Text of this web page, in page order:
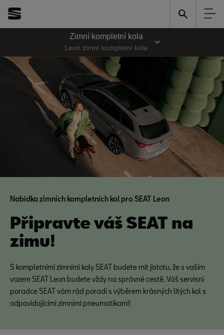
Zimní kompletní kola
Leon zimní kompletní kola
Nabídka zimních kompletních kol pro SEAT Leon
Připravte váš SEAT na
zimu!
S kompletními zimními koly SEAT budete mít jistotu, že s vaším
vozem SEAT Leon budete vždy na správné cestě. Váš servisní
poradce SEAT vám rád poradí s výběrem krásných litých kol s
odpovídajícími zimními pneumatikami!